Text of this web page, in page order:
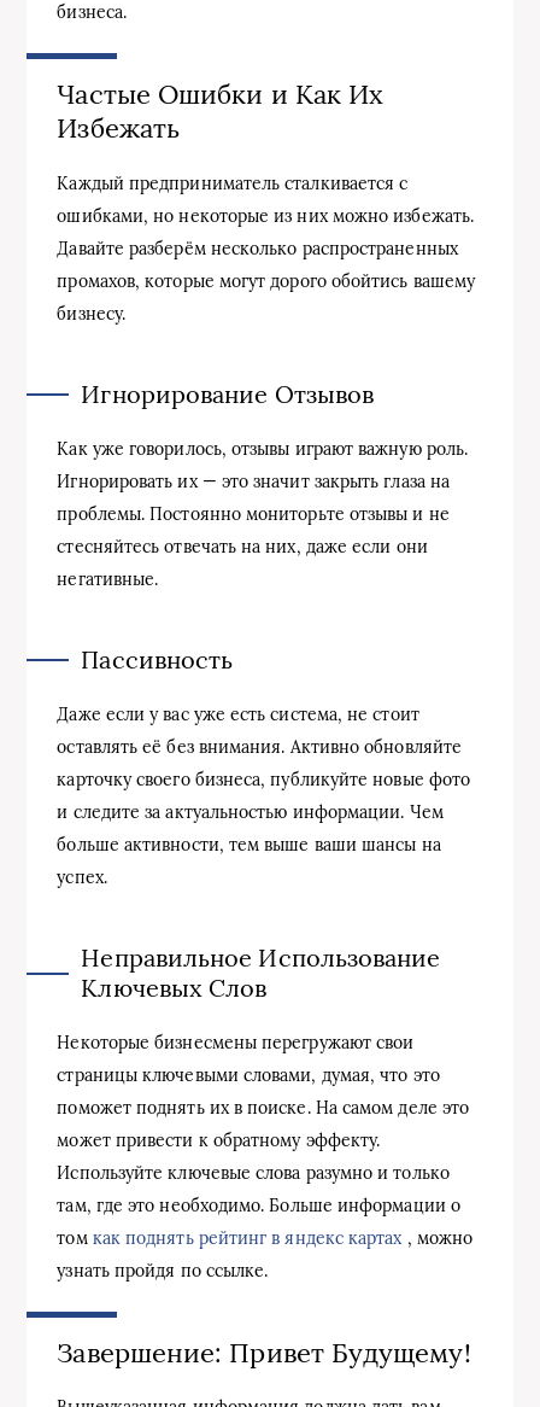
бизнеса.
Частые Ошибки и Как Их
Избежать
Каждый предприниматель сталкивается с
ошибками, но некоторые из них можно избежать.
Давайте разберём несколько распространенных
промахов, которые могут дорого обойтись вашему
бизнесу.
Игнорирование Отзывов
Как уже говорилось, отзывы играют важную роль.
Игнорировать их — это значит закрыть глаза на
проблемы. Постоянно мониторьте отзывы и не
стесняйтесь отвечать на них, даже если они
негативные.
Пассивность
Даже если у вас уже есть система, не стоит
оставлять её без внимания. Активно обновляйте
карточку своего бизнеса, публикуйте новые фото
и следите за актуальностью информации. Чем
больше активности, тем выше ваши шансы на
успех.
Неправильное Использование
Ключевых Слов
Некоторые бизнесмены перегружают свои
страницы ключевыми словами, думая, что это
поможет поднять их в поиске. На самом деле это
может привести к обратному эффекту.
Используйте ключевые слова разумно и только
там, где это необходимо. Больше информации о
том как поднять рейтинг в яндекс картах , можно
узнать пройдя по ссылке.
Завершение: Привет Будущему!